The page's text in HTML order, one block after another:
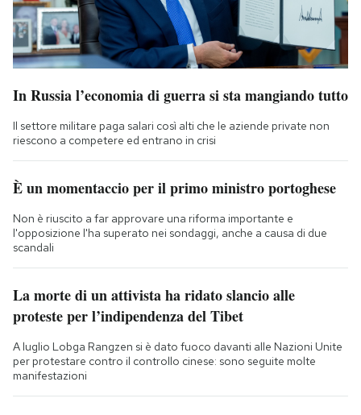
In Russia l’economia di guerra si sta mangiando tutto
Il settore militare paga salari così alti che le aziende private non
riescono a competere ed entrano in crisi
È un momentaccio per il primo ministro portoghese
Non è riuscito a far approvare una riforma importante e
l'opposizione l'ha superato nei sondaggi, anche a causa di due
scandali
La morte di un attivista ha ridato slancio alle
proteste per l’indipendenza del Tibet
A luglio Lobga Rangzen si è dato fuoco davanti alle Nazioni Unite
per protestare contro il controllo cinese: sono seguite molte
manifestazioni